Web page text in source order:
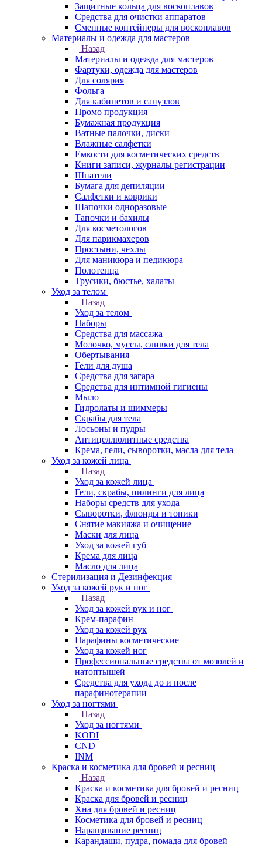
Защитные кольца для воскоплавов
Средства для очистки аппаратов
Сменные контейнеры для воскоплавов
Материалы и одежда для мастеров
Назад
Материалы и одежда для мастеров
Фартуки, одежда для мастеров
Для солярия
Фольга
Для кабинетов и санузлов
Промо продукция
Бумажная продукция
Ватные палочки, диски
Влажные салфетки
Емкости для косметических средств
Книги записи, журналы регистрации
Шпатели
Бумага для депиляции
Салфетки и коврики
Шапочки одноразовые
Тапочки и бахилы
Для косметологов
Для парикмахеров
Простыни, чехлы
Для маникюра и педикюра
Полотенца
Трусики, бюстье, халаты
Уход за телом
Назад
Уход за телом
Наборы
Средства для массажа
Молочко, муссы, сливки для тела
Обертывания
Гели для душа
Средства для загара
Средства для интимной гигиены
Мыло
Гидролаты и шиммеры
Скрабы для тела
Лосьоны и пудры
Антицеллюлитные средства
Крема, гели, сыворотки, масла для тела
Уход за кожей лица
Назад
Уход за кожей лица
Гели, скрабы, пилинги для лица
Наборы средств для ухода
Сыворотки, флюиды и тоники
Снятие макияжа и очищение
Маски для лица
Уход за кожей губ
Крема для лица
Масло для лица
Стерилизация и Дезинфекция
Уход за кожей рук и ног
Назад
Уход за кожей рук и ног
Крем-парафин
Уход за кожей рук
Парафины косметические
Уход за кожей ног
Профессиональные средства от мозолей и
натоптышей
Средства для ухода до и после
парафинотерапии
Уход за ногтями
Назад
Уход за ногтями
KODI
CND
INM
Краска и косметика для бровей и ресниц
Назад
Краска и косметика для бровей и ресниц
Краска для бровей и ресниц
Хна для бровей и ресниц
Косметика для бровей и ресниц
Наращивание ресниц
Карандаши, пудра, помада для бровей